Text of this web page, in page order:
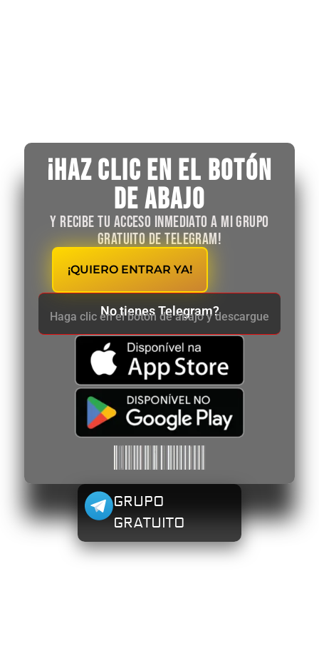
¡Haz clic en el botón
de abajo
y recibe tu acceso inmediato a mi grupo
gratuito de Telegram!
¡QUIERO ENTRAR YA!
No tienes Telegram?
Haga clic en el botón de abajo y descargue
GRUPO
GRATUITO